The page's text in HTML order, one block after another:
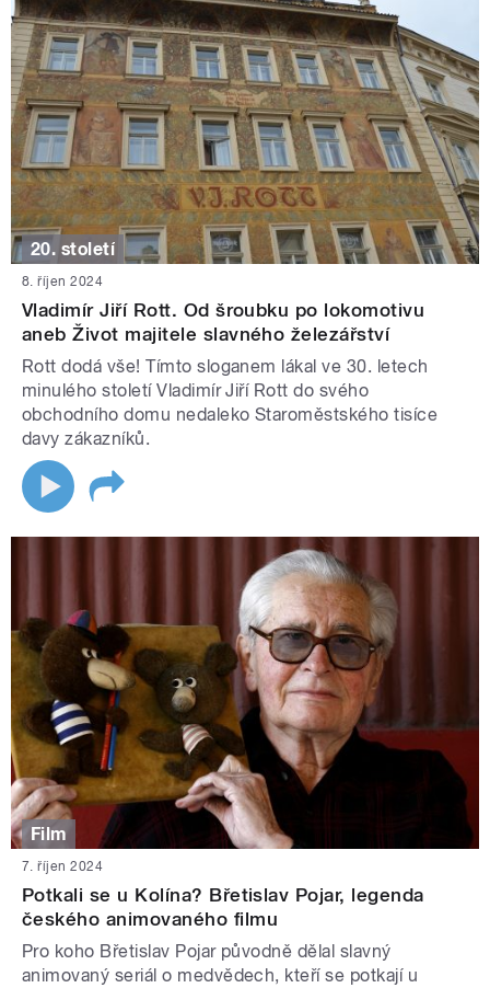
20. století
8. říjen 2024
Vladimír Jiří Rott. Od šroubku po lokomotivu
aneb Život majitele slavného železářství
Rott dodá vše! Tímto sloganem lákal ve 30. letech
minulého století Vladimír Jiří Rott do svého
obchodního domu nedaleko Staroměstského tisíce
davy zákazníků.
Film
7. říjen 2024
Potkali se u Kolína? Břetislav Pojar, legenda
českého animovaného filmu
Pro koho Břetislav Pojar původně dělal slavný
animovaný seriál o medvědech, kteří se potkají u